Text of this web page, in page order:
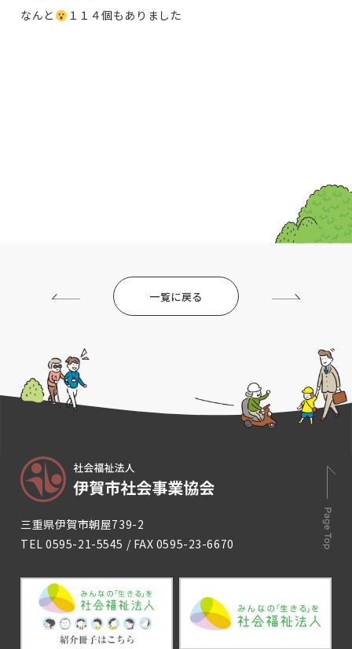
なんと
１１４個もありました
一覧に戻る
三重県伊賀市朝屋739-2
TEL0595-21-5545 / FAX 0595-23-6670